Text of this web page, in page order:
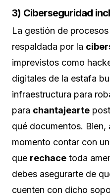
3) Ciberseguridad
La gestión de
respaldada por la
imprevistos como
digitales de la estafa
infraestructura para
para chantajearte
qué documentos. Bien,
momento contar con
que rechace toda
debes asegurarte de
cuenten con dicho